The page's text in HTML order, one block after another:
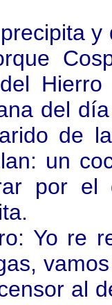
del
de
un
por el
Yo re
al